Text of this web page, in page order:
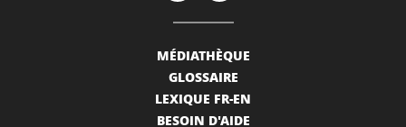
MÉDIATHÈQUE
GLOSSAIRE
LEXIQUE FR-EN
BESOIN D'AIDE